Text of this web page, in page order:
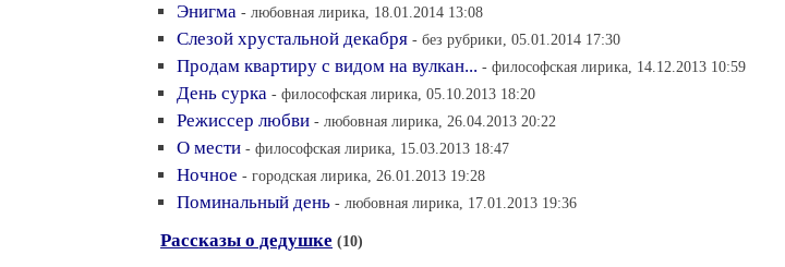
Энигма - любовная лирика, 18.01.2014 13:08
Слезой хрустальной декабря - без рубрики, 05.01.2014 17:30
Продам квартиру с видом на вулкан... - философская лирика, 14.12.2013 10:59
День сурка - философская лирика, 05.10.2013 18:20
Режиссер любви - любовная лирика, 26.04.2013 20:22
О мести - философская лирика, 15.03.2013 18:47
Ночное - городская лирика, 26.01.2013 19:28
Поминальный день - любовная лирика, 17.01.2013 19:36
Рассказы о дедушке (10)